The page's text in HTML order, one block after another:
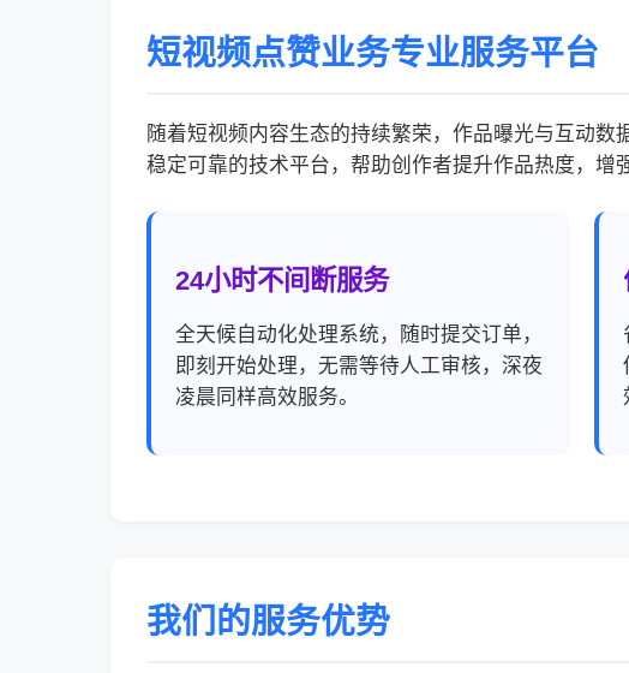
短视频点赞业务专业服务平台
随着短视频内容生态的持续繁荣，作品曝光与互动
稳定可靠的技术平台，帮助创作者提升作品热度，增
24小时不间断服务
全天候自动化处理系统，随时提交订单，
即刻开始处理，无需等待人工审核，深夜
凌晨同样高效服务。
我们的服务优势